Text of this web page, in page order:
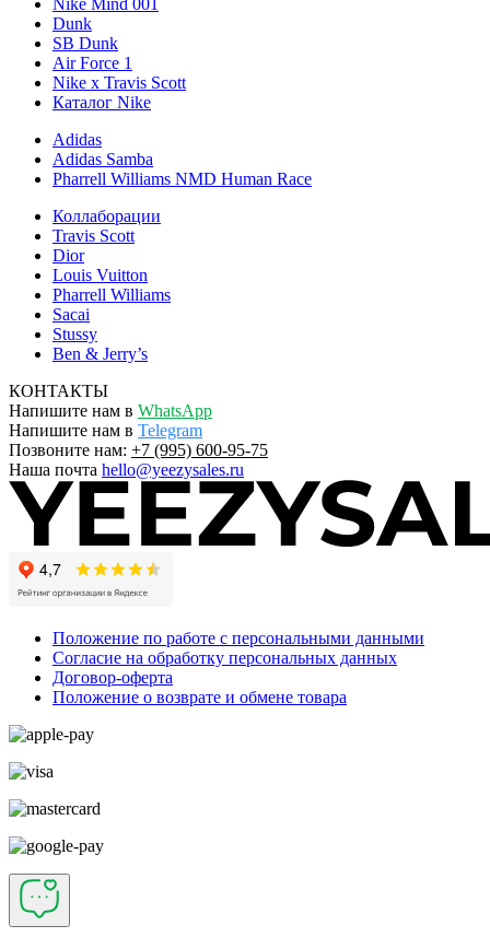
Nike Mind 001
Dunk
SB Dunk
Air Force 1
Nike x Travis Scott
Каталог Nike
Adidas
Adidas Samba
Pharrell Williams NMD Human Race
Коллаборации
Travis Scott
Dior
Louis Vuitton
Pharrell Williams
Sacai
Stussy
Ben & Jerry’s
КОНТАКТЫ
Напишите нам в WhatsApp
Напишите нам в Telegram
Позвоните нам: +7 (995) 600-95-75
Наша почта hello@yeezysales.ru
Положение по работе с персональными данными
Согласие на обработку персональных данных
Договор-оферта
Положение о возврате и обмене товара